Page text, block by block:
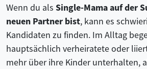
Wenn du als Single-Mama auf der
neuen Partner bist, kann es
Kandidaten zu finden. Im Alltag
hauptsächlich verheiratete oder
mehr über ihre Kinder unterhalten,